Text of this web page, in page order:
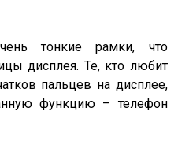
тонкие рамки, что
дисплея. Те, кто любит
пальцев на дисплее,
функцию – телефон